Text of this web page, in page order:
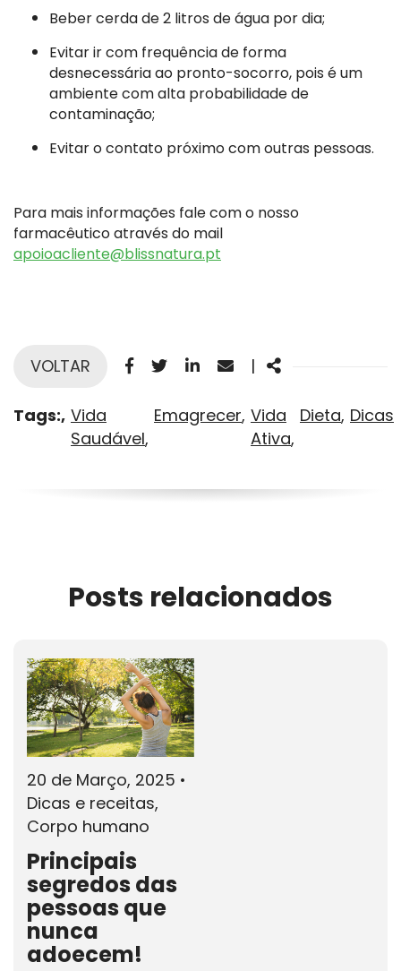
Beber cerda de 2 litros de água por dia;
Evitar ir com frequência de forma
desnecessária ao pronto-socorro, pois é um
ambiente com alta probabilidade de
contaminação;
Evitar o contato próximo com outras pessoas.
Para mais informações fale com o nosso
farmacêutico através do mail
apoioacliente@blissnatura.pt
VOLTAR Facebook
TwitterLinkedinEmail
| Share
Tags: Vida
Saudável
Emagrecer Vida
Ativa
Dieta Dicas
Posts relacionados
20 de Março, 2025 •
Dicas e receitas,
Corpo humano
Principais
segredos das
pessoas que
nunca
adoecem!